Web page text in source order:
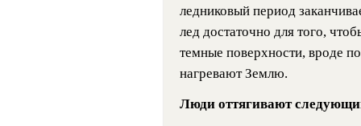
ледниковый период
лед достаточно для того,
темные поверхности, вроде
нагревают Землю.
Люди оттягивают